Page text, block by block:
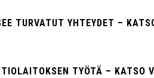
TURVATUT YHTEYDET –
TYÖTÄ – KATSO